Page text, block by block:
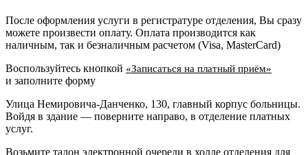
После оформления услуги в регистратуре отделения, Вы сразу
можете произвести оплату. Оплата производится как
наличным, так и безналичным расчетом (Visa, MasterCard)
Воспользуйтесь кнопкой «Записаться на платный приём»
и заполните форму
Улица Немировича-Данченко, 130, главный корпус больницы.
Войдя в здание — поверните направо, в отделение платных
услуг.
Возьмите талон электронной очереди в холле отделения для